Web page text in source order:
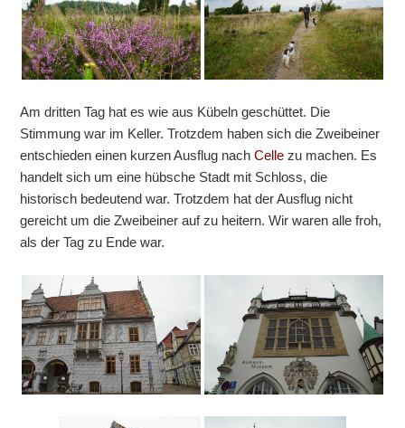
Am dritten Tag hat es wie aus Kübeln geschüttet. Die
Stimmung war im Keller. Trotzdem haben sich die Zweibeiner
entschieden einen kurzen Ausflug nachCelle zu machen. Es
handelt sich um eine hübsche Stadt mit Schloss, die
historisch bedeutend war. Trotzdem hat der Ausflug nicht
gereicht um die Zweibeiner auf zu heitern. Wir waren alle froh,
als der Tag zu Ende war.